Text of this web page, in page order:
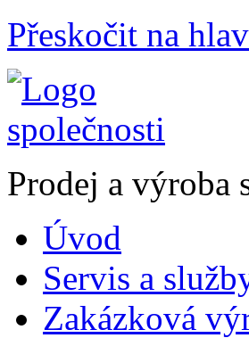
Přeskočit na
Prodej a výroba
Úvod
Servis a
Zakázková